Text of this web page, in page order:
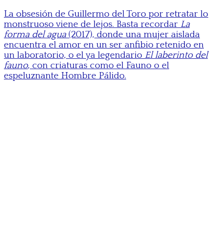
La obsesión de Guillermo del Toro por retratar lo
monstruoso viene de lejos. Basta recordar La
forma del agua(2017), donde una mujer aislada
encuentra el amor en un ser anfibio retenido en
un laboratorio, o el ya legendario El laberinto del
fauno, con criaturas como el Fauno o el
espeluznante Hombre Pálido.